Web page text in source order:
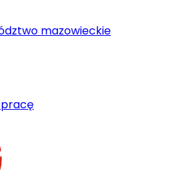
mazowieckie